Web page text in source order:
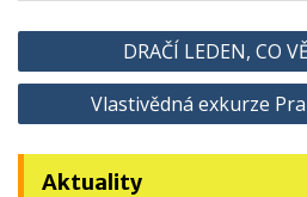
Navigace
pro
příspěvek
DRAČÍ LEDEN, CO
Vlastivědná exkurze
Aktuality